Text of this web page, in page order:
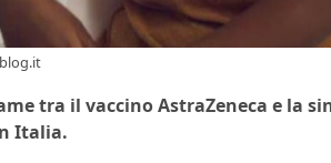
tra il vaccino AstraZeneca e la
Italia.